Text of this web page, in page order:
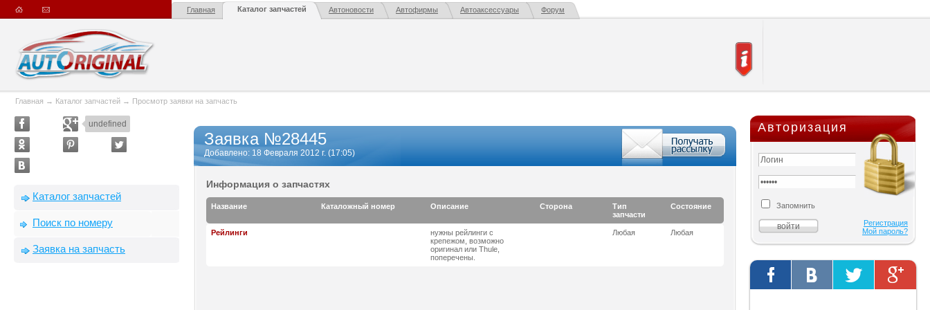
Главная Каталог запчастей Автоновости Автофирмы Автоаксессуары Форум
Главная → Каталог запчастей → Просмотр заявки на запчасть
undefined
Каталог запчастей
Поиск по номеру
Заявка на запчасть
Заявка №28445
Добавлено: 18 Февраля 2012 г. (17:05)
Информация о запчастях
Название Каталожный номер Описание Сторона
Тип
запчасти
Состояние
Рейлинги
нужны рейлинги с
крепежом, возможно
оригинал или Thule,
поперечены.
Любая Любая
Авторизация
Запомнить
Регистрация
Мой пароль?